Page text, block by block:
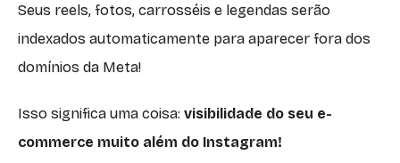
Seus reels, fotos, carrosséis e legendas serão
indexados automaticamente para aparecer fora dos
domínios da Meta!
Isso significa uma coisa: visibilidade do seu e-
commerce muito além do Instagram!